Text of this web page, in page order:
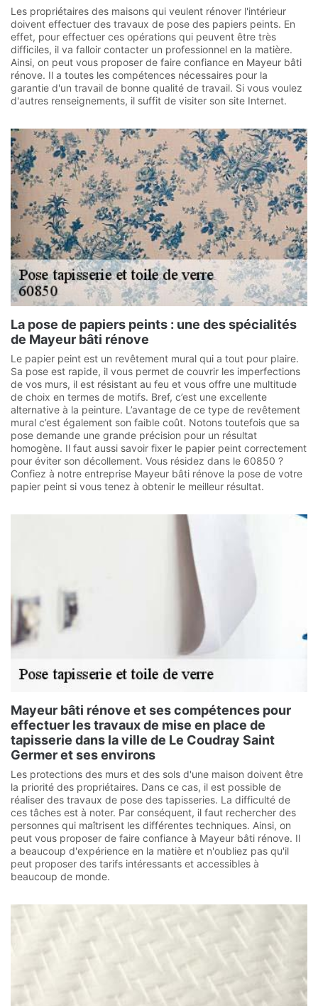
Les propriétaires des maisons qui veulent rénover l'intérieur
doivent effectuer des travaux de pose des papiers peints. En
effet, pour effectuer ces opérations qui peuvent être très
difficiles, il va falloir contacter un professionnel en la matière.
Ainsi, on peut vous proposer de faire confiance en Mayeur bâti
rénove. Il a toutes les compétences nécessaires pour la
garantie d'un travail de bonne qualité de travail. Si vous voulez
d'autres renseignements, il suffit de visiter son site Internet.
La pose de papiers peints : une des spécialités
de Mayeur bâti rénove
Le papier peint est un revêtement mural qui a tout pour plaire.
Sa pose est rapide, il vous permet de couvrir les imperfections
de vos murs, il est résistant au feu et vous offre une multitude
de choix en termes de motifs. Bref, c’est une excellente
alternative à la peinture. L’avantage de ce type de revêtement
mural c’est également son faible coût. Notons toutefois que sa
pose demande une grande précision pour un résultat
homogène. Il faut aussi savoir fixer le papier peint correctement
pour éviter son décollement. Vous résidez dans le 60850 ?
Confiez à notre entreprise Mayeur bâti rénove la pose de votre
papier peint si vous tenez à obtenir le meilleur résultat.
Mayeur bâti rénove et ses compétences pour
effectuer les travaux de mise en place de
tapisserie dans la ville de Le Coudray Saint
Germer et ses environs
Les protections des murs et des sols d'une maison doivent être
la priorité des propriétaires. Dans ce cas, il est possible de
réaliser des travaux de pose des tapisseries. La difficulté de
ces tâches est à noter. Par conséquent, il faut rechercher des
personnes qui maîtrisent les différentes techniques. Ainsi, on
peut vous proposer de faire confiance à Mayeur bâti rénove. Il
a beaucoup d'expérience en la matière et n'oubliez pas qu'il
peut proposer des tarifs intéressants et accessibles à
beaucoup de monde.